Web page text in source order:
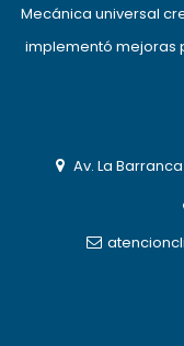
Mecánica universal
implementó mejoras
Av. La